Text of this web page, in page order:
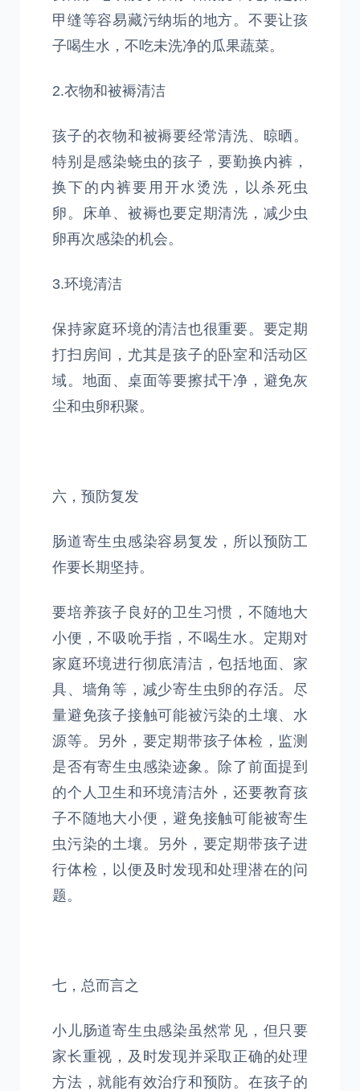
甲缝等容易藏污纳垢的地方。不要让孩
子喝生水，不吃未洗净的瓜果蔬菜。
2.衣物和被褥清洁
孩子的衣物和被褥要经常清洗、晾晒。
特别是感染蛲虫的孩子，要勤换内裤，
换下的内裤要用开水烫洗，以杀死虫
卵。床单、被褥也要定期清洗，减少虫
卵再次感染的机会。
3.环境清洁
保持家庭环境的清洁也很重要。要定期
打扫房间，尤其是孩子的卧室和活动区
域。地面、桌面等要擦拭干净，避免灰
尘和虫卵积聚。
六，预防复发
肠道寄生虫感染容易复发，所以预防工
作要长期坚持。
要培养孩子良好的卫生习惯，不随地大
小便，不吸吮手指，不喝生水。定期对
家庭环境进行彻底清洁，包括地面、家
具、墙角等，减少寄生虫卵的存活。尽
量避免孩子接触可能被污染的土壤、水
源等。另外，要定期带孩子体检，监测
是否有寄生虫感染迹象。除了前面提到
的个人卫生和环境清洁外，还要教育孩
子不随地大小便，避免接触可能被寄生
虫污染的土壤。另外，要定期带孩子进
行体检，以便及时发现和处理潜在的问
题。
七，总而言之
小儿肠道寄生虫感染虽然常见，但只要
家长重视，及时发现并采取正确的处理
方法，就能有效治疗和预防。在孩子的